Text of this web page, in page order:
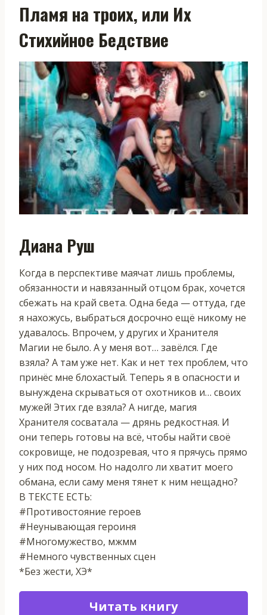
Пламя на троих, или Их
Стихийное Бедствие
Диана Руш
Когда в перспективе маячат лишь проблемы,
обязанности и навязанный отцом брак, хочется
сбежать на край света. Одна беда — оттуда, где
я нахожусь, выбраться досрочно ещё никому не
удавалось. Впрочем, у других и Хранителя
Магии не было. А у меня вот… завёлся. Где
взяла? А там уже нет. Как и нет тех проблем, что
принёс мне блохастый. Теперь я в опасности и
вынуждена скрываться от охотников и… своих
мужей! Этих где взяла? А нигде, магия
Хранителя сосватала — дрянь редкостная. И
они теперь готовы на всё, чтобы найти своё
сокровище, не подозревая, что я прячусь прямо
у них под носом. Но надолго ли хватит моего
обмана, если саму меня тянет к ним нещадно?
В ТЕКСТЕ ЕСТЬ:
#Противостояние героев
#Неунывающая героиня
#Многомужество, мжмм
#Немного чувственных сцен
*Без жести, ХЭ*
Читать книгу